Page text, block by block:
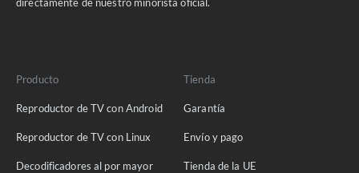
Producto
Reproductor de TV con Android
Reproductor de TV con Linux
Decodificadores al por mayor
Tienda
Garantía
Envío y pago
Tienda de la UE